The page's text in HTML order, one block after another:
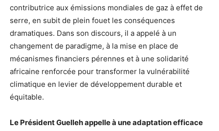
contributrice aux émissions mondiales de gaz à effet de
serre, en subit de plein fouet les conséquences
dramatiques. Dans son discours, il a appelé à un
changement de paradigme, à la mise en place de
mécanismes financiers pérennes et à une solidarité
africaine renforcée pour transformer la vulnérabilité
climatique en levier de développement durable et
équitable.
Le Président Guelleh appelle à une adaptation efficace